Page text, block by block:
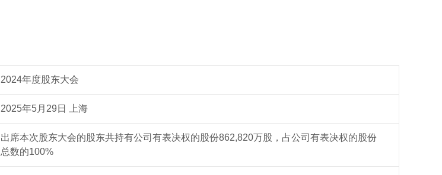
2024年度股东大会
2025年5月29日 上海
出席本次股东大会的股东共持有公司 有表决权的股份862,820万股，占公司有表决权的股份
总数的100%